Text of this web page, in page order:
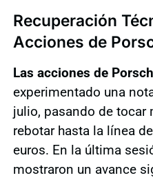
Recuperación
Acciones de
Las acciones de
experimentado una
julio, pasando de
rebotar hasta la línea
euros. En la última
mostraron un avance